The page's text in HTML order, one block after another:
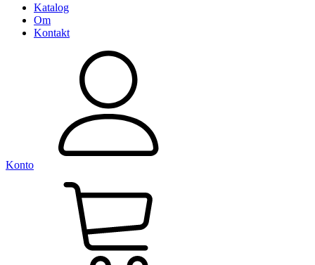
Katalog
Om
Kontakt
Konto